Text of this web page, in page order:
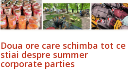
Doua ore care schimba tot ce
stiai despre summer
corporate parties